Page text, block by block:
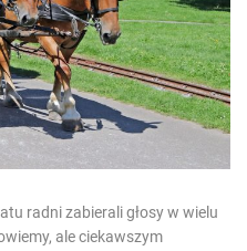
e
d
r
e
a
d
t
i
m
radni zabierali głosy w wielu
ale ciekawszym